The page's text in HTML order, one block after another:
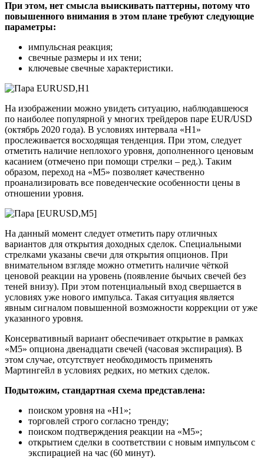
При этом, нет смысла выискивать паттерны, потому что
повышенного внимания в этом плане требуют следующие
параметры:
импульсная реакция;
свечные размеры и их тени;
ключевые свечные характеристики.
На изображении можно увидеть ситуацию, наблюдавшеюся
по наиболее популярной у многих трейдеров паре EUR/USD
(октябрь 2020 года). В условиях интервала «Н1»
прослеживается восходящая тенденция. При этом, следует
отметить наличие неплохого уровня, дополненного ценовым
касанием (отмечено при помощи стрелки – ред.). Таким
образом, переход на «М5» позволяет качественно
проанализировать все поведенческие особенности цены в
отношении уровня.
На данный момент следует отметить пару отличных
вариантов для открытия доходных сделок. Специальными
стрелками указаны свечи для открытия опционов. При
внимательном взгляде можно отметить наличие чёткой
ценовой реакции на уровень (появление бычьих свечей без
теней внизу). При этом потенциальный вход свершается в
условиях уже нового импульса. Такая ситуация является
явным сигналом повышенной возможности коррекции от уже
указанного уровня.
Консервативный вариант обеспечивает открытие в рамках
«М5» опциона двенадцати свечей (часовая экспирация). В
этом случае, отсутствует необходимость применять
Мартингейл в условиях редких, но метких сделок.
Подытожим, стандартная схема представлена:
поиском уровня на «Н1»;
торговлей строго согласно тренду;
поиском подтверждения реакции на «М5»;
открытием сделки в соответствии с новым импульсом с
экспирацией на час (60 минут).